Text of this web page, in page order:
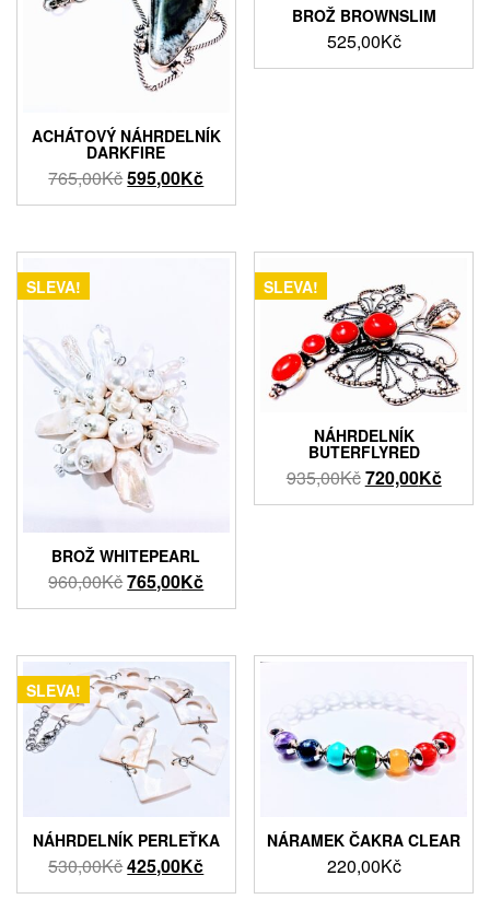
ACHÁTOVÝ NÁHRDELNÍK
DARKFIRE
765,00KčPůvodní
cena
765,00Kč.
595,00KčAktuální
cena
595,00Kč.
BROŽ BROWNSLIM
525,00Kč
SLEVA!
BROŽ WHITEPEARL
960,00KčPůvodní
cena
960,00Kč.
765,00KčAktuální
cena
765,00Kč.
SLEVA!
NÁHRDELNÍK
BUTERFLYRED
935,00KčPůvodní
cena
720,00Kč
cena
SLEVA!
NÁHRDELNÍK PERLEŤKA
530,00KčPůvodní
cena
425,00KčAktuální
cena
NÁRAMEK ČAKRA CLEAR
220,00Kč